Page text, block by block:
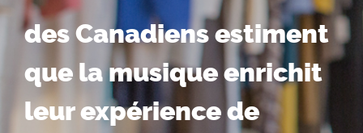
des Canadiens estiment
que la musique enrichit
leur expérience de